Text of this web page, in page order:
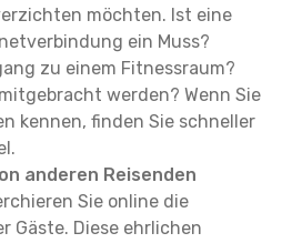
möchten. Ist eine
ein Muss?
zu einem Fitnessraum?
werden? Wenn Sie
kennen, finden Sie schneller
anderen Reisenden
Sie online die
Gäste. Diese ehrlichen